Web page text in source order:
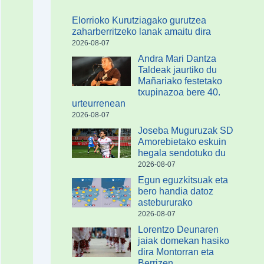
Elorrioko Kurutziagako gurutzea
zaharberritzeko lanak amaitu dira
2026-08-07
Andra Mari Dantza
Taldeak jaurtiko du
Mañariako festetako
txupinazoa bere 40.
urteurrenean
2026-08-07
Joseba Muguruzak SD
Amorebietako eskuin
hegala sendotuko du
2026-08-07
Egun eguzkitsuak eta
bero handia datoz
astebururako
2026-08-07
Lorentzo Deunaren
jaiak domekan hasiko
dira Montorran eta